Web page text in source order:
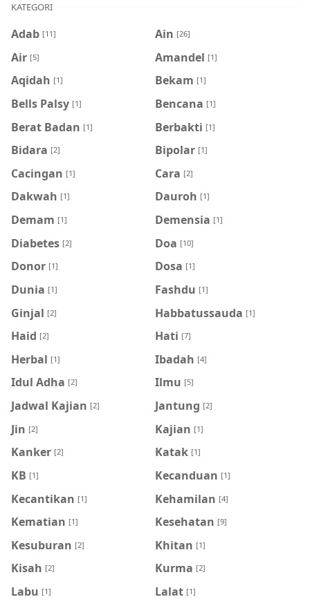
KATEGORI
Adab [11] Ain [26]
Air [5] Amandel [1]
Aqidah [1] Bekam [1]
Bells Palsy [1] Bencana [1]
Berat Badan [1] Berbakti [1]
Bidara [2] Bipolar [1]
Cacingan [1] Cara [2]
Dakwah [1] Dauroh [1]
Demam [1] Demensia [1]
Diabetes [2] Doa [10]
Donor [1] Dosa [1]
Dunia [1] Fashdu [1]
Ginjal [2] Habbatussauda [1]
Haid [2] Hati [7]
Herbal [1] Ibadah [4]
Idul Adha [2] Ilmu [5]
Jadwal Kajian [2] Jantung [2]
Jin [2] Kajian [1]
Kanker [2] Katak [1]
KB [1] Kecanduan [1]
Kecantikan [1] Kehamilan [4]
Kematian [1] Kesehatan [9]
Kesuburan [2] Khitan [1]
Kisah [2] Kurma [2]
Labu [1] Lalat [1]